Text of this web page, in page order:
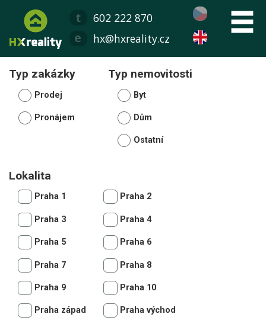
602 222 870
hx@hxreality.cz
Typ zakázky
Prodej
Pronájem
Typ nemovitosti
Byt
Dům
Ostatní
Lokalita
Praha 1 Praha 2
Praha 3 Praha 4
Praha 5 Praha 6
Praha 7 Praha 8
Praha 9 Praha 10
Praha západ Praha východ